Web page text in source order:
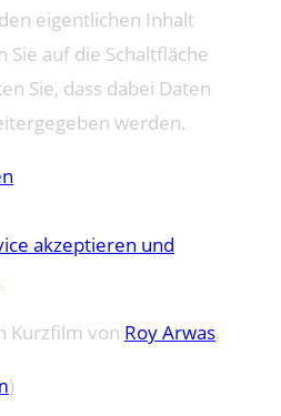
eigentlichen Inhalt
Sie auf die Schaltfläche
Sie, dass dabei Daten
werden.
akzeptieren und
Kurzfilm von Roy Arwas.
)